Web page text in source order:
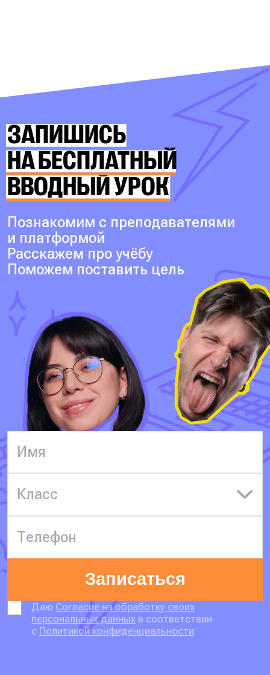
ЗАПИШИСЬ
НА БЕСПЛАТНЫЙ
ВВОДНЫЙ УРОК
Познакомим с преподавателями
и платформой
Расскажем про учёбу
Поможем поставить цель
Класс
Записаться
Даю Согласие на обработку своих
персональных данных в соответствии
с Политикой конфиденциальности